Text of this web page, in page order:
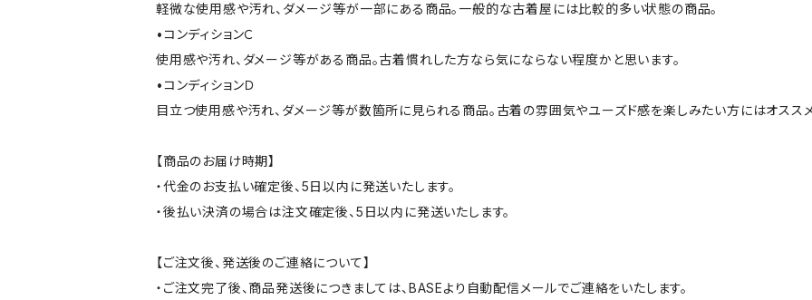
軽微な使用感や汚れ、ダメージ等が一部にある商品。一般的な古着屋には比較的多い状態の商品。
•コンディションＣ
使用感や汚れ、ダメージ等がある商品。古着慣れした方なら気にならない程度かと思います。
•コンディションＤ
目立つ使用感や汚れ、ダメージ等が数箇所に見られる商品。古着の雰囲気やユーズド感を楽しみたい方にはオスス
【商品のお届け時期】
・代金のお支払い確定後、5日以内に発送いたします。
・後払い決済の場合は注文確定後、5日以内に発送いたします。
【ご注文後、発送後のご連絡について】
・ご注文完了後、商品発送後につきましては、BASEより自動配信メールでご連絡をいたします。